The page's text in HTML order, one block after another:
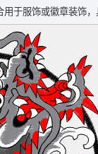
于服饰或徽章装饰，